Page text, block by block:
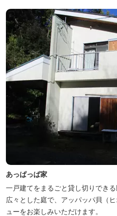
あっぱっぱ家
一戸建てをまるごと貸し切りでき
広々とした庭で、アッパッパ貝（
ューをお楽しみいただけます。